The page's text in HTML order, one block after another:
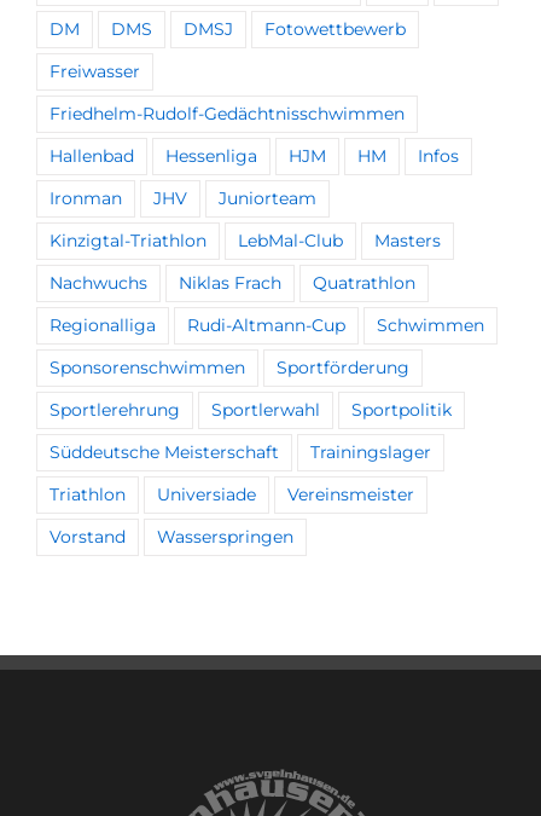
DM DMS DMSJ Fotowettbewerb
Freiwasser
Friedhelm-Rudolf-Gedächtnisschwimmen
Hallenbad Hessenliga HJM HM Infos
Ironman JHV Juniorteam
Kinzigtal-Triathlon LebMal-Club Masters
Nachwuchs Niklas Frach Quatrathlon
Regionalliga Rudi-Altmann-Cup Schwimmen
Sponsorenschwimmen Sportförderung
Sportlerehrung Sportlerwahl Sportpolitik
Süddeutsche Meisterschaft Trainingslager
Triathlon Universiade Vereinsmeister
Vorstand Wasserspringen